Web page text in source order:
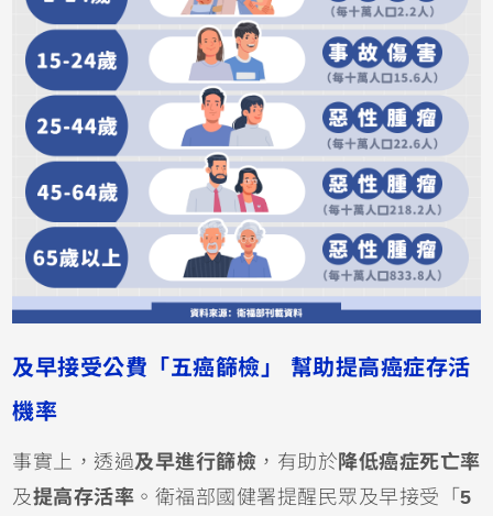
及早接受公費「五癌篩檢」 幫助提高癌症存活
機率
事實上，透過及早進行篩檢 ，有助於 降低癌症死亡率
及提高存活率 。衛福部國健署提醒民眾及早接受「5